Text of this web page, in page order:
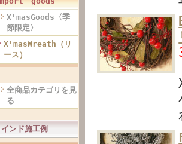
X'masGoods〈季
節限定〉
X'masWreath（リ
ース）
全商品カテゴリを見
る
ンド施工例